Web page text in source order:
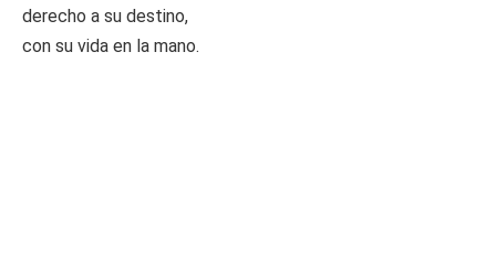
derecho a su destino,
con su vida en la mano.